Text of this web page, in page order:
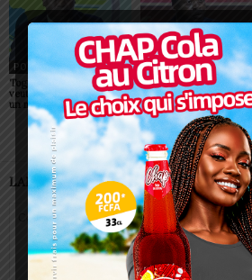
POLITIQUE
Togo: Faure Gnassingbé
veut faire du ciel africain
un moteur de prospérité
POLITIQUE
Togo : visa supprimé pour
tous les Africains
LAISSER UN COMMENTAIRE